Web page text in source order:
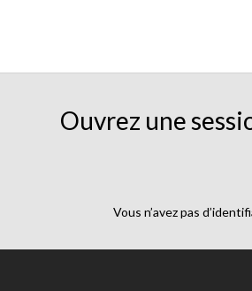
Ouvrez une
Vous n’avez pas